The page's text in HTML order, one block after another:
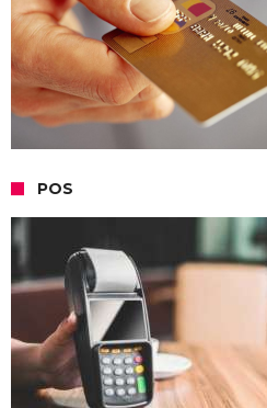
POS